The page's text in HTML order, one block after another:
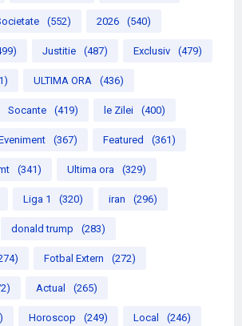
(552) 2026 (540)
Justitie (487) Exclusiv (479)
ULTIMA ORA (436)
Socante (419) le Zilei (400)
(367) Featured (361)
(341) Ultima ora (329)
Liga 1 (320) iran (296)
donald trump (283)
Fotbal Extern (272)
Actual (265)
Horoscop (249) Local (246)